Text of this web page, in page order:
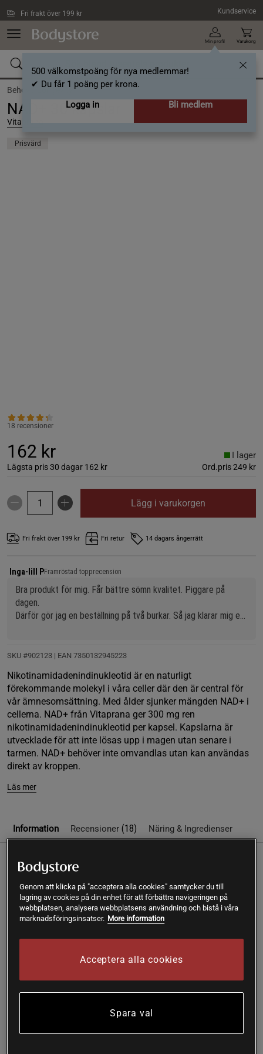
Fri frakt över 199 kr Kundservice
Min profil
500 välkomstpoäng för nya medlemmar!
✔ Du får 1 poäng per krona.
Logga in
Bli medlem
Varukorg
Behov / Longevity
NAD+ 30 kapslar
Vitaprana
Prisvärd
18 recensioner
162 kr
Lägsta pris 30 dagar 162 kr Ord.pris249 kr
I lager
Lägg i varukorgen
Fri frakt över 199 kr Fri retur 14 dagars ångerrätt
Inga-lill PFramröstad topprecension
Bra produkt för mig. Får bättre sömn kvalitet. Piggare på
dagen.
Därför gör jag en beställning på två burkar. Så jag klarar mig ett
SKU #902123 | EAN 7350132945223
Nikotinamidadenindinukleotid är en naturligt
förekommande molekyl i våra celler där den är central för
vår ämnesomsättning. Med ålder sjunker mängden NAD+ i
cellerna. NAD+ från Vitaprana ger 300 mg ren
nikotinamidadenindinukleotid per kapsel. Kapslarna är
utvecklade för att inte lösas upp i magen utan senare i
tarmen. NAD+ behöver inte omvandlas utan kan användas
direkt av kroppen.
Läs mer
Information Recensioner (18) Näring & Ingredienser
Fördelar med Vitaprana NAD+:
300 mg NAD+: Ger en hög dos av rent
nikotinamidadenindinukleotid per kapsel.
Behöver inte omvandlas: Kroppen kan direkt använda
bättre upptag.
ingredienser.
Räcker i 15 - 30 dagar: En förpackning innehåller 30
Genom att klicka på "acceptera alla cookies" samtycker du till
lagring av cookies på din enhet för att förbättra navigeringen på
webbplatsen, analysera webbplatsens användning och bistå i våra
marknadsföringsinsatser. More information
Acceptera alla cookies
Spara val